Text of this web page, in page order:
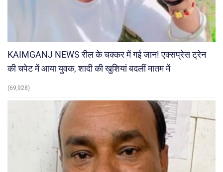
KAIMGANJ NEWS रील के चक्कर में गई जान! एक्सप्रेस ट्रेन
की चपेट में आया युवक, शादी की खुशियां बदलीं मातम में
(69,928)